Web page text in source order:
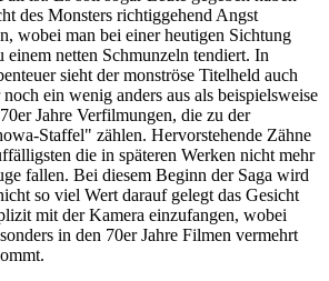
des Monsters richtiggehend Angst
wobei man bei einer heutigen Sichtung
einem netten Schmunzeln tendiert. In
sieht der monströse Titelheld auch
ein wenig anders aus als beispielsweise
Jahre Verfilmungen, die zu der
Staffel" zählen. Hervorstehende Zähne
die in späteren Werken nicht mehr
fallen. Bei diesem Beginn der Saga wird
so viel Wert darauf gelegt das Gesicht
mit der Kamera einzufangen, wobei
in den 70er Jahre Filmen vermehrt